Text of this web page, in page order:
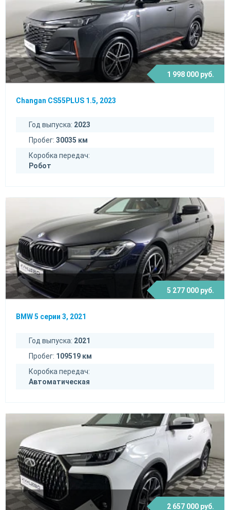
1 998 000 руб.
Changan CS55PLUS 1.5, 2023
Год выпуска: 2023
Пробег: 30035 км
Коробка передач:
Робот
5 277 000 руб.
BMW 5 серии 3, 2021
Год выпуска: 2021
Пробег: 109519 км
Коробка передач:
Автоматическая
2 657 000 руб.